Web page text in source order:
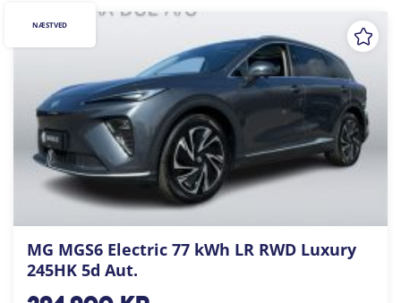
MG MGS6 Electric 77 kWh LR RWD Luxury
245HK 5d Aut.
NÆSTVED